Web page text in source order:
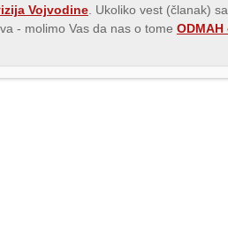
Vojvodine . Ukoliko vest (članak)
- molimo Vas da nas o tome